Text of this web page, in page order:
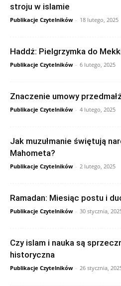
stroju w islamie
Publikacje Czytelników - 18 lutego, 2025
Haddż: Pielgrzymka do
Publikacje Czytelników - 6 lutego, 2025
Znaczenie umowy
Publikacje Czytelników - 4 lutego, 2025
Jak muzułmanie świętują
Mahometa?
Publikacje Czytelników - 2 lutego, 2025
Ramadan: Miesiąc postu i
Publikacje Czytelników - 30 stycznia,
Czy islam i nauka są
historyczna
Publikacje Czytelników - 26 stycznia,